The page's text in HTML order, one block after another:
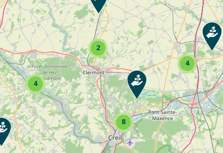
Consultez la fiche pour voir toutes les activités de l’entreprise
2
4
4
8